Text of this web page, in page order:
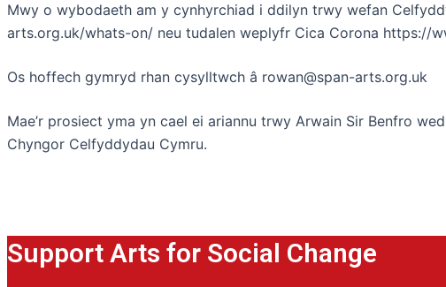
Mwy o wybodaeth am y cynhyrchiad i ddilyn trwy wefan
arts.org.uk/whats-on/ neu tudalen weplyfr Cica Corona https://
Os hoffech gymryd rhan cysylltwch â rowan@span-arts.org.uk
Mae’r prosiect yma yn cael ei ariannu trwy Arwain Sir Benfro
Chyngor Celfyddydau Cymru.
Support Arts for Social Change